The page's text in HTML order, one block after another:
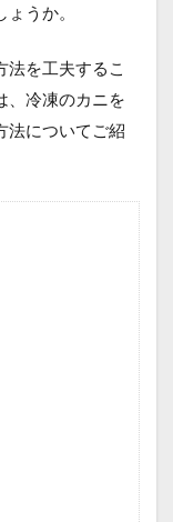
うか。
を工夫するこ
、冷凍のカニを
法についてご紹